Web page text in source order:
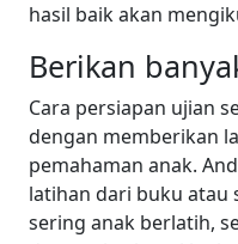
hasil baik akan
Berikan
Cara persiapan ujian
dengan memberikan
pemahaman anak.
latihan dari buku atau
sering anak berlatih,